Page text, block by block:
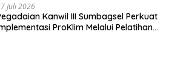
Juli 2026
Kanwil III Sumbagsel Perkuat
ProKlim Melalui Pelatihan